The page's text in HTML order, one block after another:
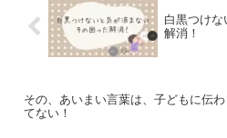
白黒つけ
解消！
その、あいまい言葉は、子どもに伝わ
てない！